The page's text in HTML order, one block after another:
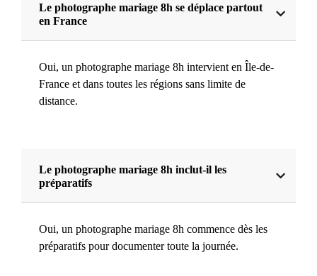
Le photographe mariage 8h se déplace partout
en France
Oui, un photographe mariage 8h intervient en Île-de-
France et dans toutes les régions sans limite de
distance.
Le photographe mariage 8h inclut-il les
préparatifs
Oui, un photographe mariage 8h commence dès les
préparatifs pour documenter toute la journée.